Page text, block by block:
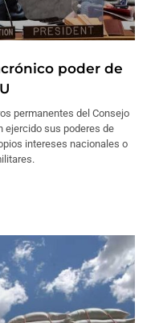
poder de
permanentes del Consejo
ejercido sus poderes de
intereses nacionales o